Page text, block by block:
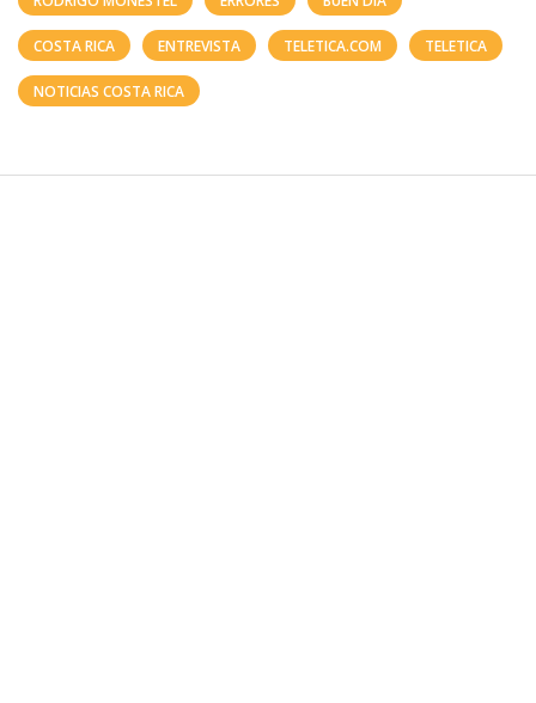
COSTA RICA ENTREVISTA TELETICA.COM TELETICA
NOTICIAS COSTA RICA